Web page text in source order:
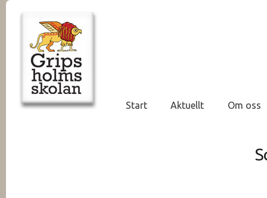
Start Aktuellt Om oss